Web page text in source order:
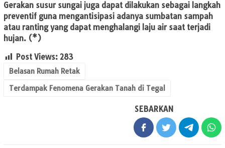
Gerakan susur sungai juga dapat dilakukan sebagai langkah
preventif guna mengantisipasi adanya sumbatan sampah
atau ranting yang dapat menghalangi laju air saat terjadi
hujan. (*)
Post Views: 283
Belasan Rumah Retak
Terdampak Fenomena Gerakan Tanah di Tegal
SEBARKAN